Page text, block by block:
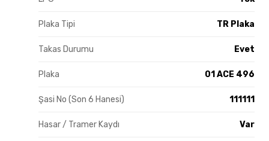
Plaka Tipi TR Plaka
Takas Durumu Evet
Plaka 01 ACE 496
Şasi No (Son 6 Hanesi) 111111
Hasar / Tramer Kaydı Var